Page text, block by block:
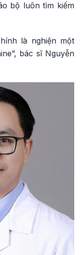
bộ luôn tìm kiếm
là nghiện một
bác sĩ Nguyễn